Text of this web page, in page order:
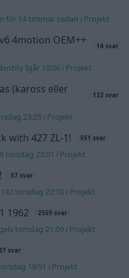
för 14 timmar sedan i Projekt
4motion OEM++
14 svar
Igår 10:06 i Projekt
(kaross eller
122 svar
23:25 i Projekt
with 427 ZL-1! 551 svar
torsdag 23:01 i Projekt
57 svar
torsdag 22:10 i Projekt
1962 2559 svar
torsdag 21:09 i Projekt
svar
19:51 i Projekt